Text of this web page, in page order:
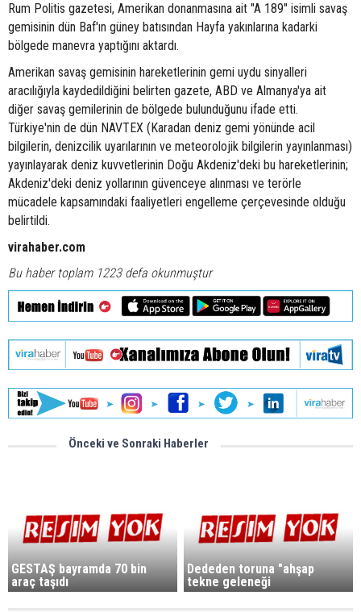
Rum Politis gazetesi, Amerikan donanmasına ait "A 189" isimli savaş
gemisinin dün Baf'ın güney batısından Hayfa yakınlarına kadarki
bölgede manevra yaptığını aktardı.
Amerikan savaş gemisinin hareketlerinin gemi uydu sinyalleri
aracılığıyla kaydedildiğini belirten gazete, ABD ve Almanya'ya ait
diğer savaş gemilerinin de bölgede bulunduğunu ifade etti.
Türkiye'nin de dün NAVTEX (Karadan deniz gemi yönünde acil
bilgilerin, denizcilik uyarılarının ve meteorolojik bilgilerin yayınlanması)
yayınlayarak deniz kuvvetlerinin Doğu Akdeniz'deki bu hareketlerinin;
Akdeniz'deki deniz yollarının güvenceye alınması ve terörle
mücadele kapsamındaki faaliyetleri engelleme çerçevesinde olduğu
belirtildi.
virahaber.com
Bu haber toplam 1223 defa okunmuştur
Önceki ve Sonraki Haberler
GESTAŞ bayramda 70 bin
araç taşıdı
Dededen toruna "ahşap
tekne geleneği